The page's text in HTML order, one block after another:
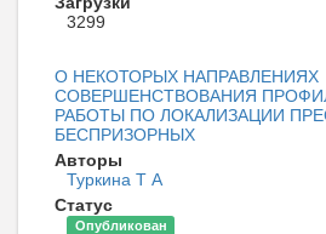
3299
О НЕКОТОРЫХ НАПРАВЛЕНИЯХ
СОВЕРШЕНСТВОВАНИЯ
РАБОТЫ ПО ЛОКАЛИЗАЦИИ
БЕСПРИЗОРНЫХ
Авторы
Туркина Т А
Статус
Опубликован